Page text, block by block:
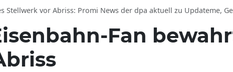
vor Abriss: Promi News der dpa aktuell zu Updateme,
Fan